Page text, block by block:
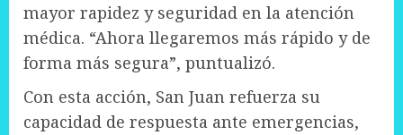
mayor rapidez y seguridad en la atención
médica. “Ahora llegaremos más rápido y de
forma más segura”, puntualizó.
Con esta acción, San Juan refuerza su
capacidad de respuesta ante emergencias,